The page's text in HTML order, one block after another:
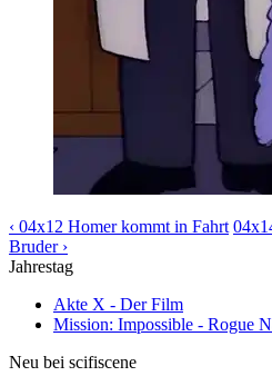
‹ 04x12 Homer kommt in Fahrt
Bruder ›
Jahrestag
Akte X - Der Film
Mission: Impossible - Rogue
Neu bei scifiscene